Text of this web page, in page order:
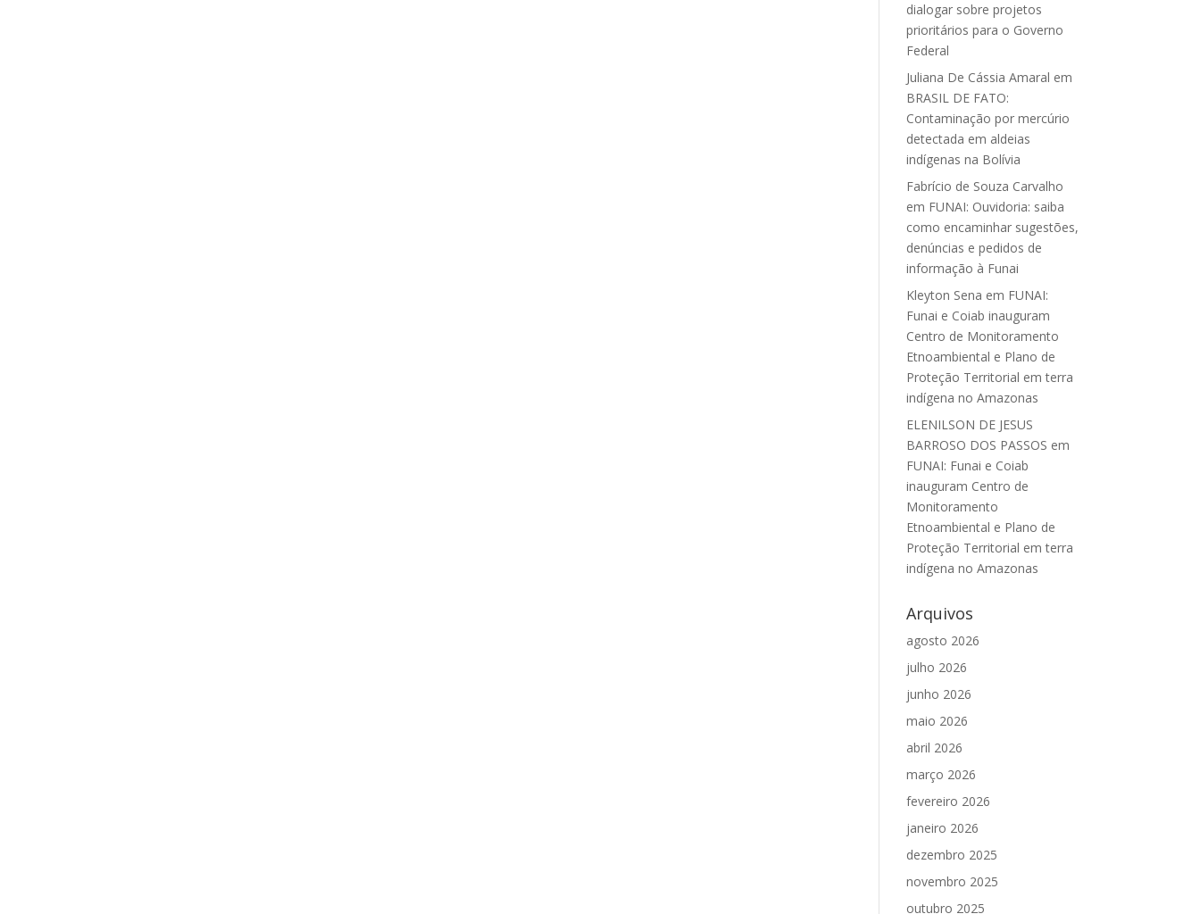
dialogar sobre projetos
prioritários para o Governo
Federal
Juliana De Cássia Amaral em
BRASIL DE FATO:
Contaminação por mercúrio
detectada em aldeias
indígenas na Bolívia
Fabrício de Souza Carvalho
em FUNAI: Ouvidoria: saiba
como encaminhar sugestões,
denúncias e pedidos de
informação à Funai
Kleyton Sena em FUNAI:
Funai e Coiab inauguram
Centro de Monitoramento
Etnoambiental e Plano de
Proteção Territorial em terra
indígena no Amazonas
ELENILSON DE JESUS
BARROSO DOS PASSOS em
FUNAI: Funai e Coiab
inauguram Centro de
Monitoramento
Etnoambiental e Plano de
Proteção Territorial em terra
indígena no Amazonas
Arquivos
agosto 2026
julho 2026
junho 2026
maio 2026
abril 2026
março 2026
fevereiro 2026
janeiro 2026
dezembro 2025
novembro 2025
outubro 2025